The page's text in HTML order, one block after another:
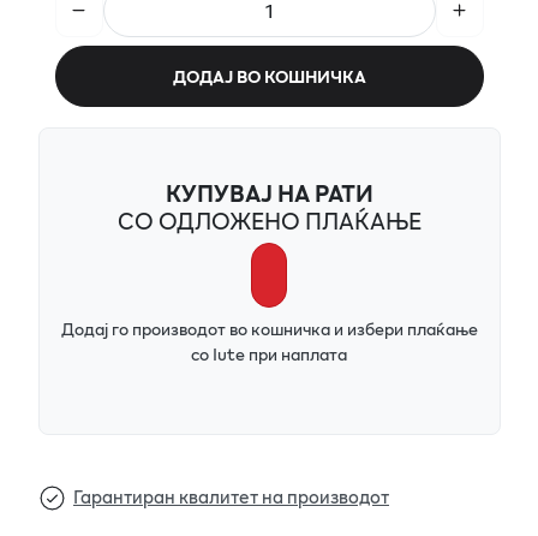
ДОДАЈ ВО КОШНИЧКА
КУПУВАЈ НА РАТИ
СО ОДЛОЖЕНО ПЛАЌАЊЕ
Додај го производот во кошничка и избери плаќање
со Iute при наплата
Гарантиран квалитет на производот